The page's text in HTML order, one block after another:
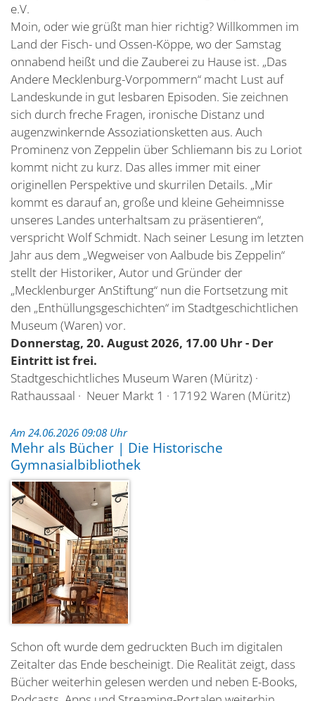
e.V.
Moin, oder wie grüßt man hier richtig? Willkommen im
Land der Fisch- und Ossen-Köppe, wo der Samstag
onnabend heißt und die Zauberei zu Hause ist. „Das
Andere Mecklenburg-Vorpommern“ macht Lust auf
Landeskunde in gut lesbaren Episoden. Sie zeichnen
sich durch freche Fragen, ironische Distanz und
augenzwinkernde Assoziationsketten aus. Auch
Prominenz von Zeppelin über Schliemann bis zu Loriot
kommt nicht zu kurz. Das alles immer mit einer
originellen Perspektive und skurrilen Details. „Mir
kommt es darauf an, große und kleine Geheimnisse
unseres Landes unterhaltsam zu präsentieren“,
verspricht Wolf Schmidt. Nach seiner Lesung im letzten
Jahr aus dem „Wegweiser von Aalbude bis Zeppelin“
stellt der Historiker, Autor und Gründer der
„Mecklenburger AnStiftung“ nun die Fortsetzung mit
den „Enthüllungsgeschichten“ im Stadtgeschichtlichen
Museum (Waren) vor.
Donnerstag, 20. August 2026, 17.00 Uhr - Der
Eintritt ist frei.
Stadtgeschichtliches Museum Waren (Müritz) ·
Rathaussaal · Neuer Markt 1 · 17192 Waren (Müritz)
Am 24.06.2026 09:08 Uhr
Mehr als Bücher | Die Historische
Gymnasialbibliothek
Schon oft wurde dem gedruckten Buch im digitalen
Zeitalter das Ende bescheinigt. Die Realität zeigt, dass
Bücher weiterhin gelesen werden und neben E-Books,